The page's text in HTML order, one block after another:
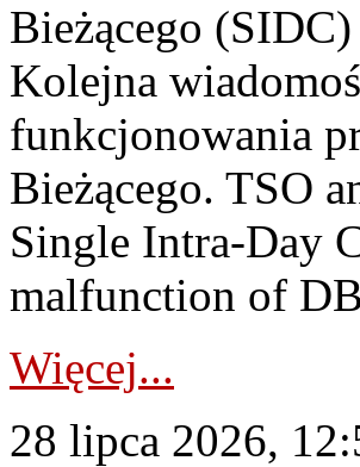
Bieżącego
Kolejna
funkcjonowania
Bieżącego. TSO
Single Intra-Day
malfunction of
Więcej...
28 lipca 2026,